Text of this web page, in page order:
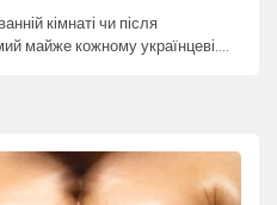
кімнаті чи після
майже кожному українцеві.…